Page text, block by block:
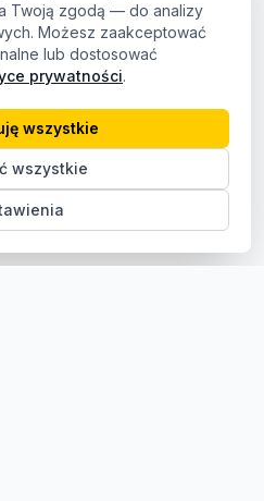
Twoją zgodą — do analizy
Możesz zaakceptować
lub dostosować
prywatności.
wszystkie
wszystkie